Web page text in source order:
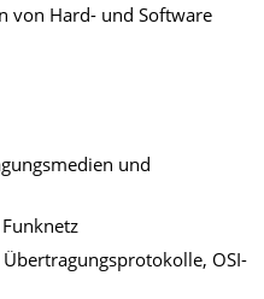
von Hard- und Software
und
OSI-